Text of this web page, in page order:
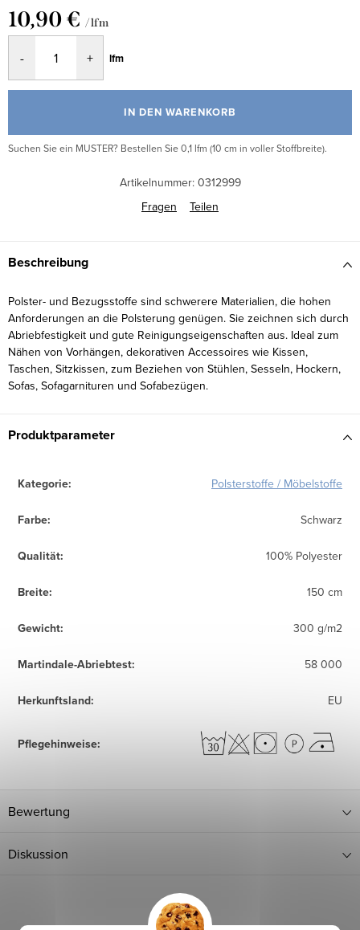
10,90 € / lfm
lfm
IN DEN WARENKORB
Suchen Sie ein MUSTER? Bestellen Sie 0,1 lfm (10 cm in voller Stoffbreite).
Artikelnummer: 0312999
Fragen
Teilen
Beschreibung
Polster- und Bezugsstoffe sind schwerere Materialien, die hohen
Anforderungen an die Polsterung genügen. Sie zeichnen sich durch
Abriebfestigkeit und gute Reinigungseigenschaften aus. Ideal zum
Nähen von Vorhängen, dekorativen Accessoires wie Kissen,
Taschen, Sitzkissen, zum Beziehen von Stühlen, Sesseln, Hockern,
Sofas, Sofagarnituren und Sofabezügen.
Produktparameter
Kategorie: Polsterstoffe / Möbelstoffe
Farbe: Schwarz
Qualität: 100% Polyester
Breite: 150 cm
Gewicht: 300 g/m2
Martindale-Abriebtest: 58 000
Herkunftsland: EU
Pflegehinweise:
Bewertung
Diskussion